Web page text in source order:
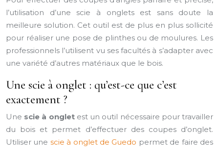
l’utilisation d’une scie à onglets est sans doute la
meilleure solution. Cet outil est de plus en plus sollicité
pour réaliser une pose de plinthes ou de moulures. Les
professionnels l’utilisent vu ses facultés à s’adapter avec
une variété d’autres matériaux que le bois.
Une scie à onglet : qu’est-ce que c’est
exactement ?
Une scie à ongletest un outil nécessaire pour travailler
du bois et permet d’effectuer des coupes d’onglet.
Utiliser une scie à onglet de Guedo permet de faire des